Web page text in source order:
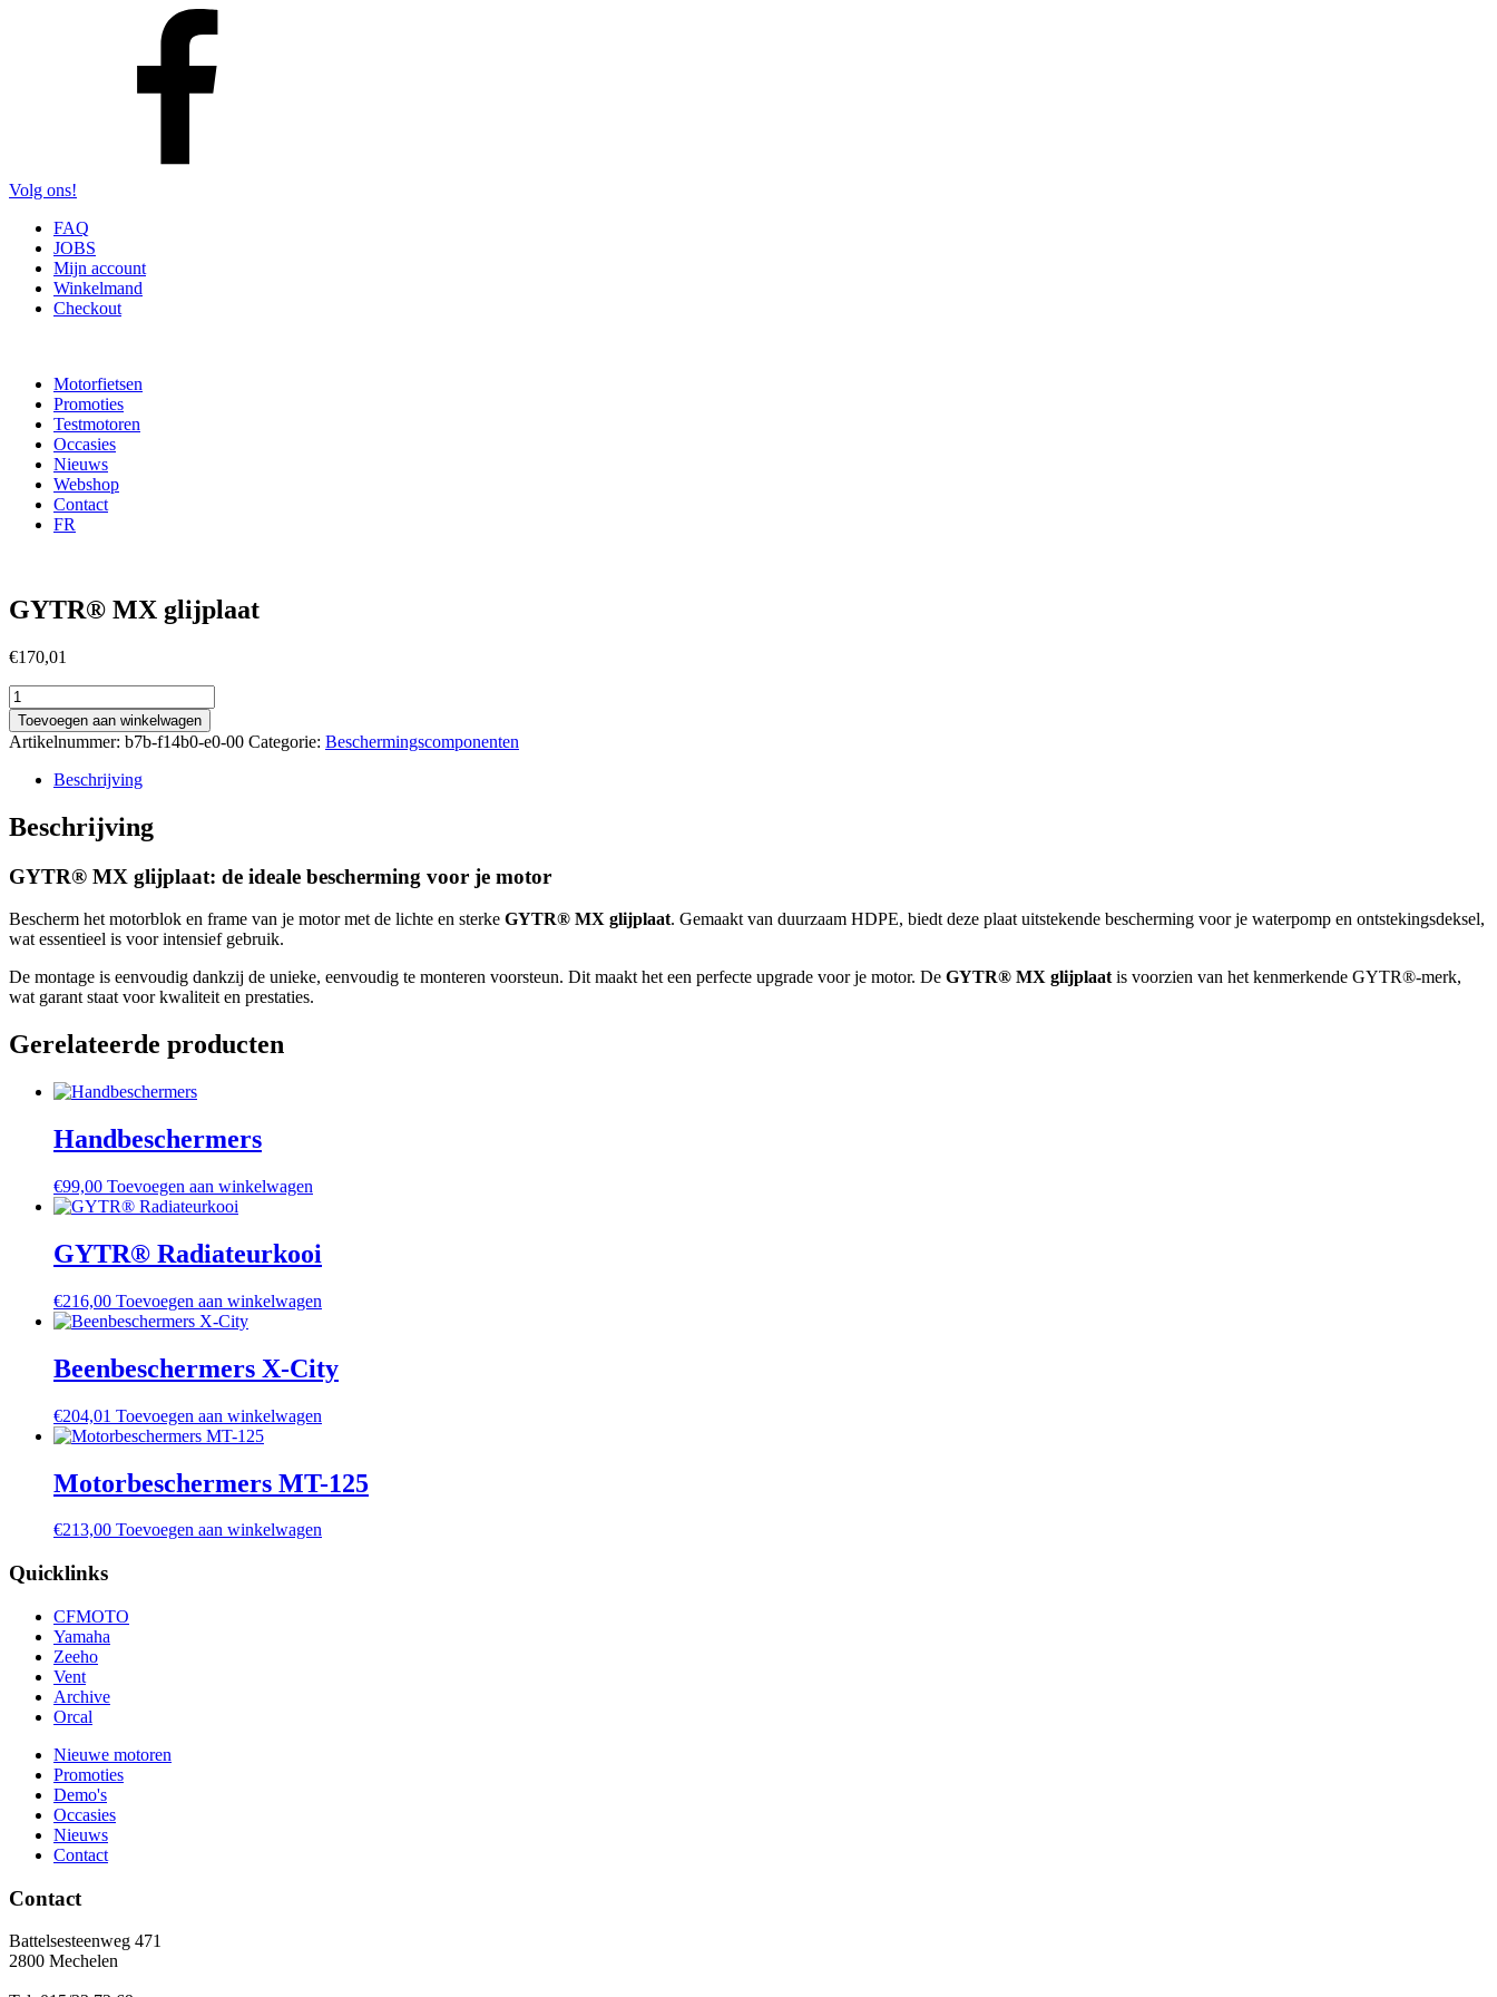
Volg ons!
FAQ
JOBS
Mijn account
Winkelmand
Checkout
Motorfietsen
Promoties
Testmotoren
Occasies
Nieuws
Webshop
Contact
FR
GYTR® MX glijplaat
€170,01
GYTR®
MX
glijplaat
aantal
Toevoegen aan winkelwagen
Artikelnummer: b7b-f14b0-e0-00 Categorie: Beschermingscomponenten
Beschrijving
Beschrijving
GYTR® MX glijplaat: de ideale bescherming voor je motor
Bescherm het motorblok en frame van je motor met de lichte en sterke GYTR® MX glijplaat. Gemaakt van duurzaam HDPE, biedt deze plaat uitstekende bescherming voor je waterpomp en ontstekingsdeksel,
wat essentieel is voor intensief gebruik.
De montage is eenvoudig dankzij de unieke, eenvoudig te monteren voorsteun. Dit maakt het een perfecte upgrade voor je motor. De GYTR® MX glijplaat is voorzien van het kenmerkende GYTR®-merk,
wat garant staat voor kwaliteit en prestaties.
Gerelateerde producten
Handbeschermers
€99,00 Toevoegen aan winkelwagen
GYTR® Radiateurkooi
€216,00 Toevoegen aan winkelwagen
Beenbeschermers X-City
€204,01 Toevoegen aan winkelwagen
Motorbeschermers MT-125
€213,00 Toevoegen aan winkelwagen
Quicklinks
CFMOTO
Yamaha
Zeeho
Vent
Archive
Orcal
Nieuwe motoren
Promoties
Demo's
Occasies
Nieuws
Contact
Contact
Battelsesteenweg 471
2800 Mechelen